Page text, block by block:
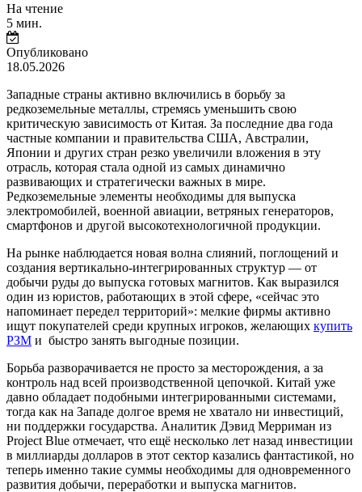
На чтение
5 мин.
Опубликовано
18.05.2026
Западные страны активно включились в борьбу за
редкоземельные металлы, стремясь уменьшить свою
критическую зависимость от Китая. За последние два года
частные компании и правительства США, Австралии,
Японии и других стран резко увеличили вложения в эту
отрасль, которая стала одной из самых динамично
развивающих и стратегически важных в мире.
Редкоземельные элементы необходимы для выпуска
электромобилей, военной авиации, ветряных генераторов,
смартфонов и другой высокотехнологичной продукции.
На рынке наблюдается новая волна слияний, поглощений и
создания вертикально-интегрированных структур — от
добычи руды до выпуска готовых магнитов. Как выразился
один из юристов, работающих в этой сфере, «сейчас это
напоминает передел территорий»: мелкие фирмы активно
ищут покупателей среди крупных игроков, желающих купить
РЗМ и быстро занять выгодные позиции.
Борьба разворачивается не просто за месторождения, а за
контроль над всей производственной цепочкой. Китай уже
давно обладает подобными интегрированными системами,
тогда как на Западе долгое время не хватало ни инвестиций,
ни поддержки государства. Аналитик Дэвид Мерриман из
Project Blue отмечает, что ещё несколько лет назад инвестиции
в миллиарды долларов в этот сектор казались фантастикой, но
теперь именно такие суммы необходимы для одновременного
развития добычи, переработки и выпуска магнитов.